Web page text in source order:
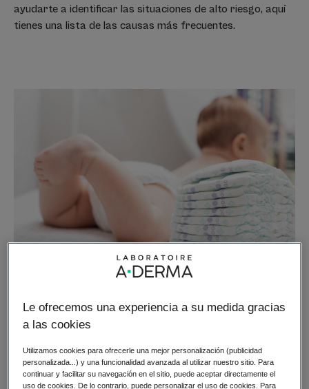
ayudarte a identificar las situaciones de alto riesgo, aquí
tienes una lista de las causas más frecuentes.
Humedad excesiva
Cuando la piel está en un ambiente húmedo durante
Le ofrecemos una experiencia a su medida gracias
a las cookies
Utilizamos cookies para ofrecerle una mejor personalización (publicidad
personalizada...) y una funcionalidad avanzada al utilizar nuestro sitio. Para
continuar y facilitar su navegación en el sitio, puede aceptar directamente el
uso de cookies. De lo contrario, puede personalizar el uso de cookies. Para